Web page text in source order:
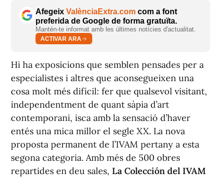
Afegeix ValènciaExtra.com com a font
preferida de Google de forma gratuïta.
Mantén-te informat amb les últimes notícies d'actualitat.
ACTIVAR ARA
Hi ha exposicions que semblen pensades per a
especialistes i altres que aconsegueixen una
cosa molt més difícil: fer que qualsevol visitant,
independentment de quant sàpia d’art
contemporani, isca amb la sensació d’haver
entés una mica millor el segle XX. La nova
proposta permanent de l’IVAM pertany a esta
segona categoria. Amb més de 500 obres
repartides en deu sales, La Colección del IVAM